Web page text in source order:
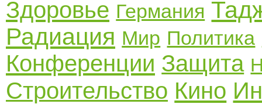
Здоровье Германия
Радиация Мир Политика
Конференции Защита
Строительство Кино